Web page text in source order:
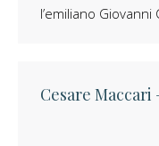
l’emiliano
Cesare